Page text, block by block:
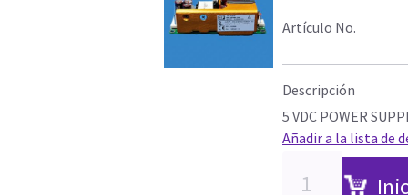
Artículo No.
Descripción
5 VDC POWER
Añadir a la lista de